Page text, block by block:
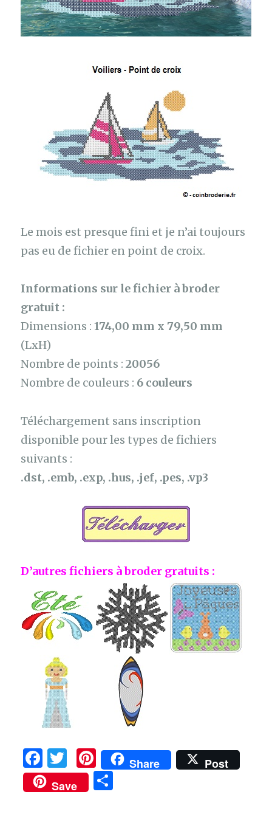
Le mois est presque fini et je n’ai toujours
pas eu de fichier en point de croix.
Informations sur le fichier à broder
gratuit :
Dimensions :174,00 mm x 79,50 mm
(LxH)
Nombre de points :20056
Nombre de couleurs : 6 couleurs
Téléchargement sans inscription
disponible pour les types de fichiers
suivants :
.dst, .emb, .exp, .hus, .jef, .pes, .vp3
D’autres fichiers à broder gratuits :
F
a
c
T
w
it
Pi
n
te
Share
Post
Save